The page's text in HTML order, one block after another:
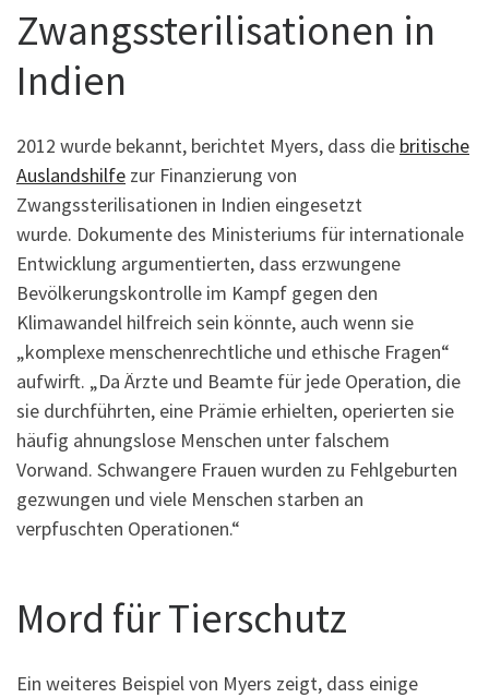
Zwangssterilisationen in
Indien
2012 wurde bekannt, berichtet Myers, dass die britische
Auslandshilfe zur Finanzierung von
Zwangssterilisationen in Indien eingesetzt
wurde. Dokumente des Ministeriums für internationale
Entwicklung argumentierten, dass erzwungene
Bevölkerungskontrolle im Kampf gegen den
Klimawandel hilfreich sein könnte, auch wenn sie
„komplexe menschenrechtliche und ethische Fragen“
aufwirft. „Da Ärzte und Beamte für jede Operation, die
sie durchführten, eine Prämie erhielten, operierten sie
häufig ahnungslose Menschen unter falschem
Vorwand. Schwangere Frauen wurden zu Fehlgeburten
gezwungen und viele Menschen starben an
verpfuschten Operationen.“
Mord für Tierschutz
Ein weiteres Beispiel von Myers zeigt, dass einige